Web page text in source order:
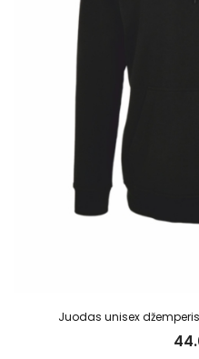
Juodas unisex